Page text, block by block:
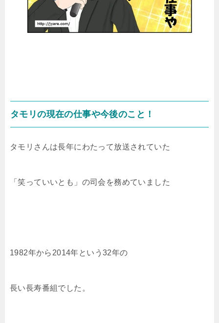
タモリの現在の仕事や今後のこと！
タモリさんは長年にわたって放送されていた
「笑っていいとも」の司会を務めていました
1982年から2014年という32年の
長い長寿番組でした。